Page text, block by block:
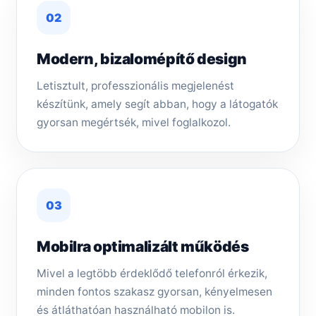
02
Modern, bizalomépítő design
Letisztult, professzionális megjelenést
készítünk, amely segít abban, hogy a látogatók
gyorsan megértsék, mivel foglalkozol.
03
Mobilra optimalizált működés
Mivel a legtöbb érdeklődő telefonról érkezik,
minden fontos szakasz gyorsan, kényelmesen
és átláthatóan használható mobilon is.